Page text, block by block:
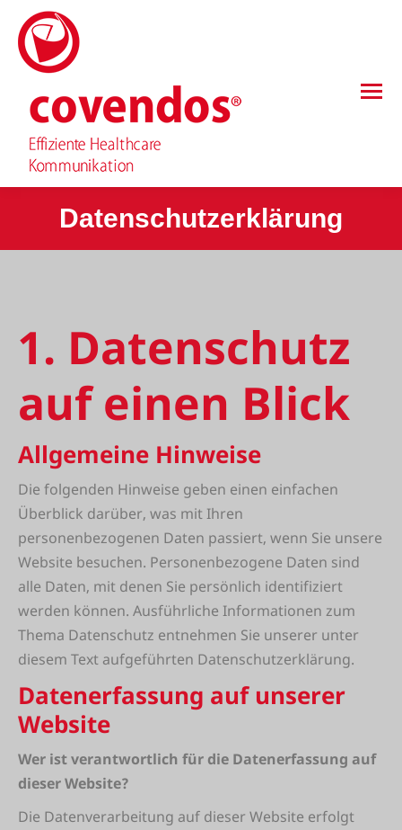
Datenschutzerklärung
1. Datenschutz
auf einen Blick
Allgemeine Hinweise
Die folgenden Hinweise geben einen einfachen
Überblick darüber, was mit Ihren
personenbezogenen Daten passiert, wenn Sie unsere
Website besuchen. Personenbezogene Daten sind
alle Daten, mit denen Sie persönlich identifiziert
werden können. Ausführliche Informationen zum
Thema Datenschutz entnehmen Sie unserer unter
diesem Text aufgeführten Datenschutzerklärung.
Datenerfassung auf unserer
Website
Wer ist verantwortlich für die Datenerfassung auf
dieser Website?
Die Datenverarbeitung auf dieser Website erfolgt